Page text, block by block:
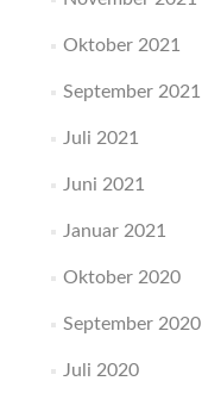
Oktober 2021
September 2021
Juli 2021
Juni 2021
Januar 2021
Oktober 2020
September 2020
Juli 2020